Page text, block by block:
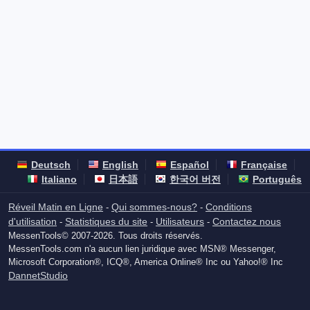
Deutsch English Español
Française
Italiano
日本語 한국어 버전 Português
Réveil Matin en Ligne - Qui sommes-nous? - Conditions
d'utilisation - Statistiques du site - Utilisateurs - Contactez nous
MessenTools© 2007-2026. Tous droits réservés.
MessenTools.com n'a aucun lien juridique avec MSN® Messenger,
Microsoft Corporation®, ICQ®, America Online® Inc ou Yahoo!® Inc
DannetStudio